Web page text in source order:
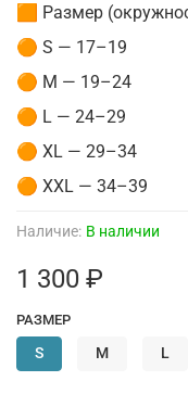
Наличие: В наличии
1 300 ₽
РАЗМЕР
S M L
🟧 Размер
🟠 S — 17–19
🟠 M — 19–24
🟠 L — 24–29
🟠 XL — 29–34
🟠 XXL — 34–39